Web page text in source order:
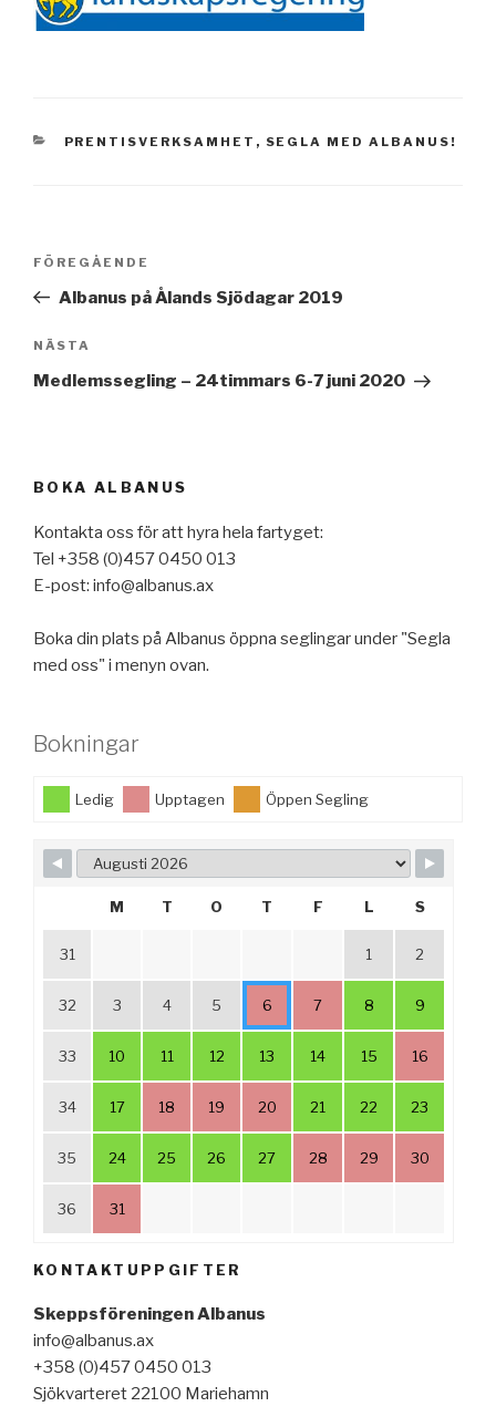
KATEGORIER
PRENTISVERKSAMHET , SEGLA MED ALBANUS!
Inläggsnavigering
Föregående
inlägg
FÖREGÅENDE
Albanus på Ålands Sjödagar 2019
Nästa
inlägg
NÄSTA
Medlemssegling – 24timmars 6-7 juni 2020
BOKA ALBANUS
Kontakta oss för att hyra hela fartyget:
Tel +358 (0)457 0450 013
E-post: info@albanus.ax
Boka din plats på Albanus öppna seglingar under "Segla
med oss" i menyn ovan.
Bokningar
Ledig Upptagen Öppen Segling
M T O T F L S
31 1 2
32 3 4 5 6 7 8 9
33 10 11 12 13 14 15 16
34 17 18 19 20 21 22 23
35 24 25 26 27 28 29 30
36 31
KONTAKTUPPGIFTER
Skeppsföreningen Albanus
info@albanus.ax
+358 (0)457 0450 013
Sjökvarteret 22100 Mariehamn